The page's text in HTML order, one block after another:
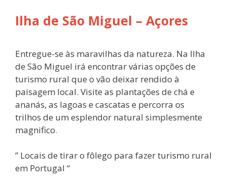
Ilha de São Miguel – Açores
Entregue-se às maravilhas da natureza. Na Ilha
de São Miguel irá encontrar várias opções de
turismo rural que o vão deixar rendido à
paisagem local. Visite as plantações de chá e
ananás, as lagoas e cascatas e percorra os
trilhos de um esplendor natural simplesmente
magnifico.
” Locais de tirar o fôlego para fazer turismo rural
em Portugal “